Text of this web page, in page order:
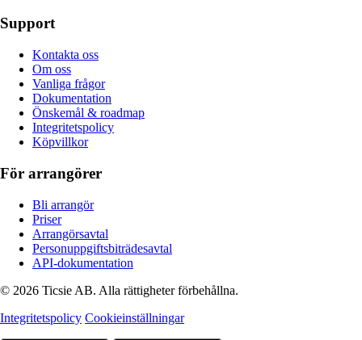
Support
Kontakta oss
Om oss
Vanliga frågor
Dokumentation
Önskemål & roadmap
Integritetspolicy
Köpvillkor
För arrangörer
Bli arrangör
Priser
Arrangörsavtal
Personuppgiftsbiträdesavtal
API-dokumentation
© 2026 Ticsie AB. Alla rättigheter förbehållna.
Integritetspolicy Cookieinställningar